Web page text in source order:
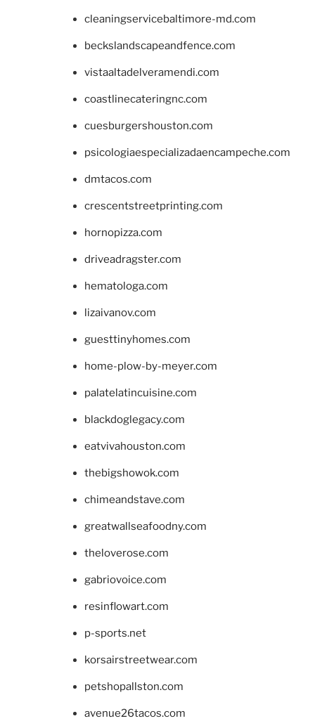
cleaningservicebaltimore-md.com
beckslandscapeandfence.com
vistaaltadelveramendi.com
coastlinecateringnc.com
cuesburgershouston.com
psicologiaespecializadaencampeche.com
dmtacos.com
crescentstreetprinting.com
hornopizza.com
driveadragster.com
hematologa.com
lizaivanov.com
guesttinyhomes.com
home-plow-by-meyer.com
palatelatincuisine.com
blackdoglegacy.com
eatvivahouston.com
thebigshowok.com
chimeandstave.com
greatwallseafoodny.com
theloverose.com
gabriovoice.com
resinflowart.com
p-sports.net
korsairstreetwear.com
petshopallston.com
avenue26tacos.com